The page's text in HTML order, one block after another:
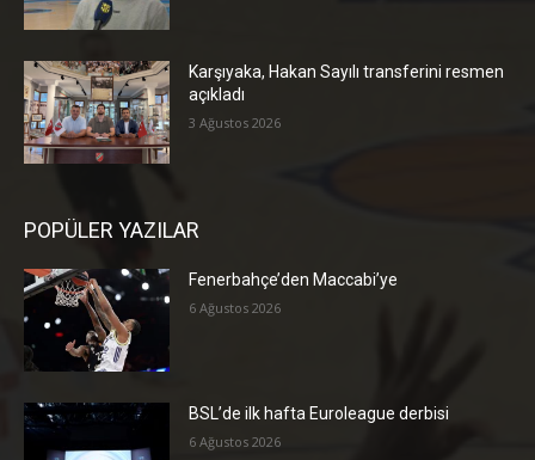
Karşıyaka, Hakan Sayılı transferini resmen
açıkladı
3 Ağustos 2026
POPÜLER YAZILAR
Fenerbahçe’den Maccabi’ye
6 Ağustos 2026
BSL’de ilk hafta Euroleague derbisi
6 Ağustos 2026